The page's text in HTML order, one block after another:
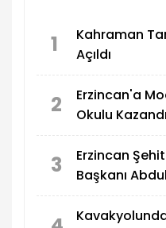
1
Kahraman
Açıldı
2
Erzincan'a
Okulu
3
Erzincan
Başkanı